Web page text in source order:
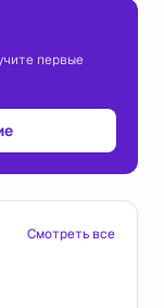
первые
Смотреть все